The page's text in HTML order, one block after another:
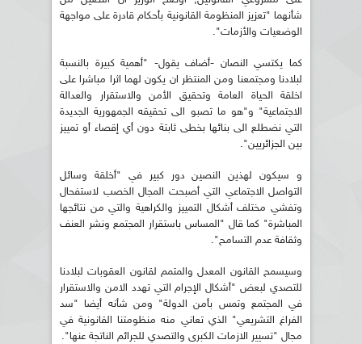
شأنهما "تعزيز المنظومة القانونية بأحكام قادرة على مواجهة
الوضعيات والأزمات".
كما يكتسي النصان -أضاف يقول- "أهمية كبيرة بالنسبة
لبلادنا ومجتمعنا ومن المنتظر ان يكون لهما اثرا مباشرا على
اخلقة الحياة العامة وتحقيق الأمن والاستقرار والعدالة
الاجتماعية" و"هو ما تصبو الى تحقيقه الجمهورية الجديدة
التي نضطلع الى بنائها بخطى ثابتة دون أي إقصاء أو تمييز
بين الجزائريين".
و سيكون لهذين النصين دور كبير في "أخلقة وسائل
التواصل الاجتماعي التي أصبحت المجال الخصب لاستفحال
وتفشي مختلف أشكال التمييز والكراهية والتي من نتائجها
المباشرة" كما قال "المساس باستقرار المجتمع ونشر العنف
وثقافة عدم التسامح".
وسيسمح القانون المعدل والمتمم لقانون العقوبات لبلادنا
للتصدي لبعض "أشكال الإجرام التي تهدد الامن والاستقرار
في المجتمع وتمس بأمن الدولة" ومن شأنه أيضا "سد
الفراغ التشريعي" الذي تعاني منه منظومتنا القانونية في
مجال "تسيير الازمات الكبرى والتصدي للجرائم الناتجة عنها".